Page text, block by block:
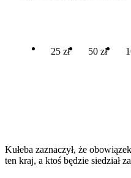
25 zł 50 zł
Kułeba zaznaczył, że
ten kraj, a ktoś będzie siedział